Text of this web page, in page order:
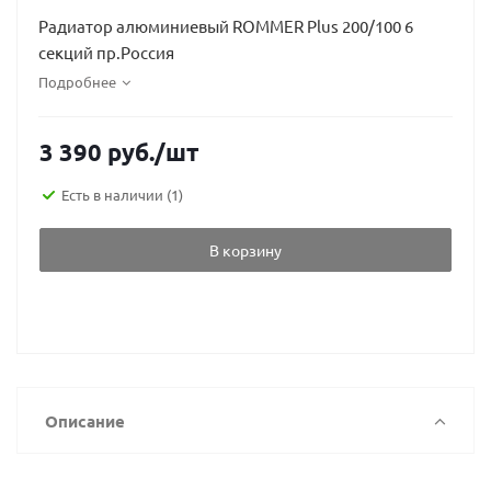
Радиатор алюминиевый ROMMER Plus 200/100 6
секций пр.Россия
Подробнее
3 390 руб./шт
Есть в наличии (1)
В корзину
Описание